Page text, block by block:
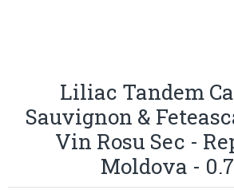
Liliac Tandem
Sauvignon &
Vin Rosu Sec -
Moldova -